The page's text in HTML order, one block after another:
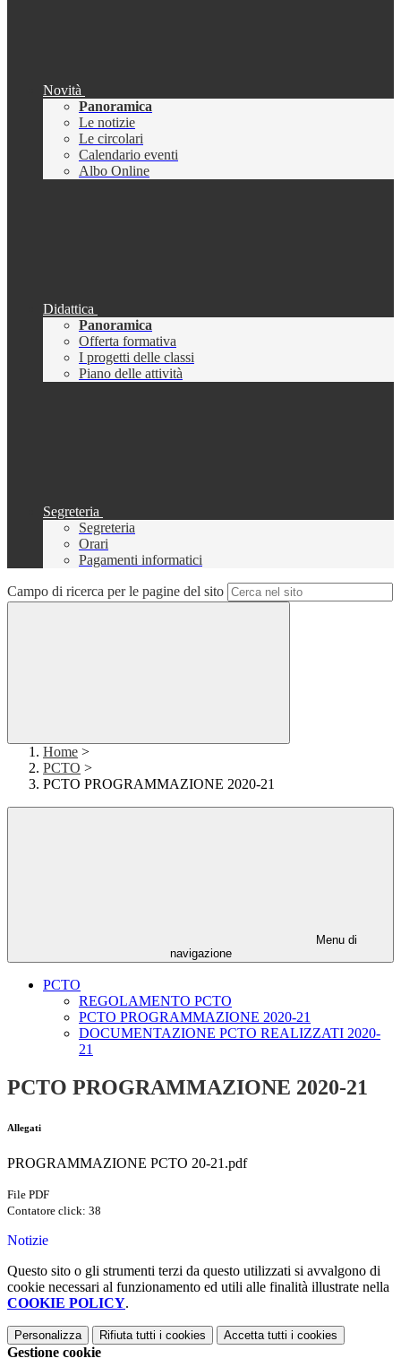
Novità
Panoramica
Le notizie
Le circolari
Calendario eventi
Albo Online
Didattica
Panoramica
Offerta formativa
I progetti delle classi
Piano delle attività
Segreteria
Segreteria
Orari
Pagamenti informatici
Campo di ricerca per le pagine del sito
Home >
PCTO >
PCTO PROGRAMMAZIONE 2020-21
Menu di
navigazione
PCTO
REGOLAMENTO PCTO
PCTO PROGRAMMAZIONE 2020-21
DOCUMENTAZIONE PCTO REALIZZATI 2020-
21
PCTO PROGRAMMAZIONE 2020-21
Allegati
PROGRAMMAZIONE PCTO 20-21.pdf
File PDF
Contatore click: 38
Notizie
Questo sito o gli strumenti terzi da questo utilizzati si avvalgono di
cookie necessari al funzionamento ed utili alle finalità illustrate nella
COOKIE POLICY.
Personalizza Rifiuta tutti i cookies Accetta tutti i cookies
Gestione cookie